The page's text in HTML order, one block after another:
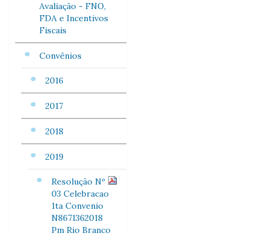
Avaliação - FNO,
FDA e Incentivos
Fiscais
Convênios
2016
2017
2018
2019
Resolução Nº
03 Celebracao
1ta Convenio
N8671362018
Pm Rio Branco